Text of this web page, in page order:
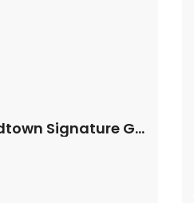
Apartemen Midtown Signature Gading Serpong